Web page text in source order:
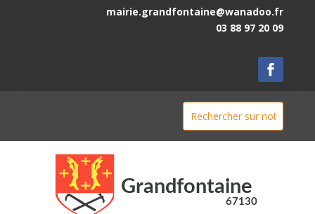
mairie.grandfontaine@wanadoo.fr
03 88 97 20 09